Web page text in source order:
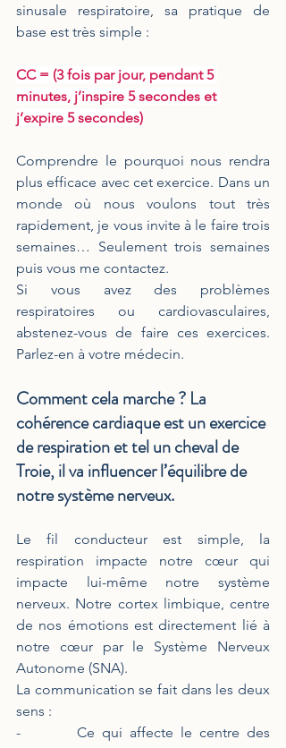
sinusale respiratoire, sa pratique de
base est très simple :
CC = (3 fois par jour, pendant 5
minutes, j’inspire 5 secondes et
j’expire 5 secondes)
Comprendre le pourquoi nous rendra
plus efficace avec cet exercice. Dans un
monde où nous voulons tout très
rapidement, je vous invite à le faire trois
semaines… Seulement trois semaines
puis vous me contactez.
Si vous avez des problèmes
respiratoires ou cardiovasculaires,
abstenez-vous de faire ces exercices.
Parlez-en à votre médecin.
Comment cela marche ? La
cohérence cardiaque est un exercice
de respiration et tel un cheval de
Troie, il va influencer l’équilibre de
notre système nerveux.
Le fil conducteur est simple, la
respiration impacte notre cœur qui
impacte lui-même notre système
nerveux. Notre cortex limbique, centre
de nos émotions est directement lié à
notre cœur par le Système Nerveux
Autonome (SNA).
La communication se fait dans les deux
sens :
-        Ce qui affecte le centre des